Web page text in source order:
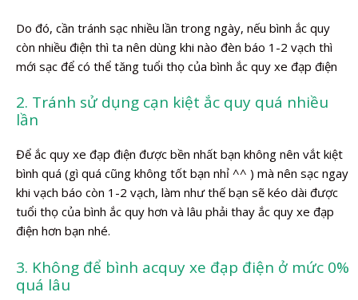
Do đó, cần tránh sạc nhiều lần trong ngày, nếu bình ắc quy
còn nhiều điện thì ta nên dùng khi nào đèn báo 1-2 vạch thì
mới sạc để có thể tăng tuổi thọ của bình ắc quy xe đạp điện
2. Tránh sử dụng cạn kiệt ắc quy quá nhiều
lần
Để ắc quy xe đạp điện được bền nhất bạn không nên vắt kiệt
bình quá (gì quá cũng không tốt bạn nhỉ ^^ ) mà nên sạc ngay
khi vạch báo còn 1-2 vạch, làm như thế bạn sẽ kéo dài được
tuổi thọ của bình ắc quy hơn và lâu phải thay ắc quy xe đạp
điện hơn bạn nhé.
3. Không để bình acquy xe đạp điện ở mức 0%
quá lâu